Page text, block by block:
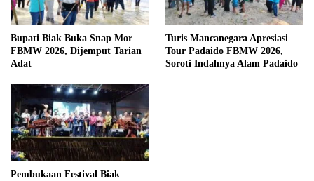
Bupati Biak Buka Snap Mor
FBMW 2026, Dijemput Tarian
Adat
Turis Mancanegara Apresiasi
Tour Padaido FBMW 2026,
Soroti Indahnya Alam Padaido
Pembukaan Festival Biak